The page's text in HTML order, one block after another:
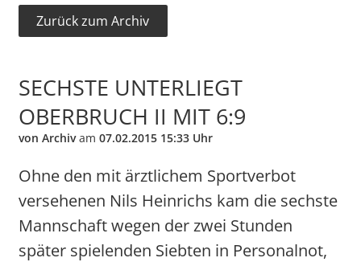
Zurück zum Archiv
SECHSTE UNTERLIEGT
OBERBRUCH II MIT 6:9
von Archivam 07.02.2015 15:33 Uhr
Ohne den mit ärztlichem Sportverbot
versehenen Nils Heinrichs kam die sechste
Mannschaft wegen der zwei Stunden
später spielenden Siebten in Personalnot,